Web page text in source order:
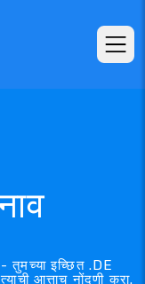
इच्छित .DE
आत्ताच नोंदणी करा.